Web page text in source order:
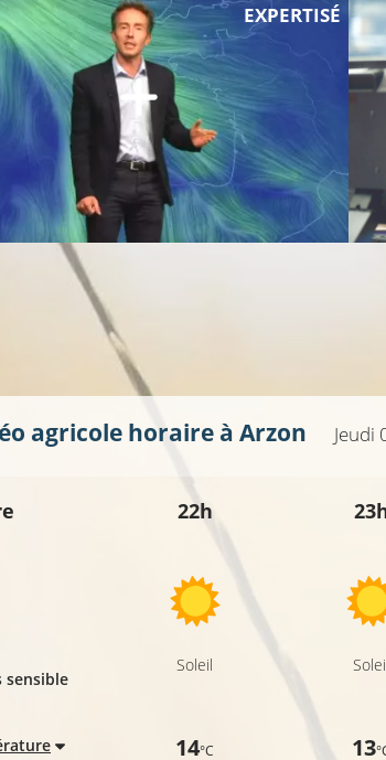
EXPERTISÉ
agricole horaire à Arzon Jeudi
sensible
22h
Soleil
14°C 13